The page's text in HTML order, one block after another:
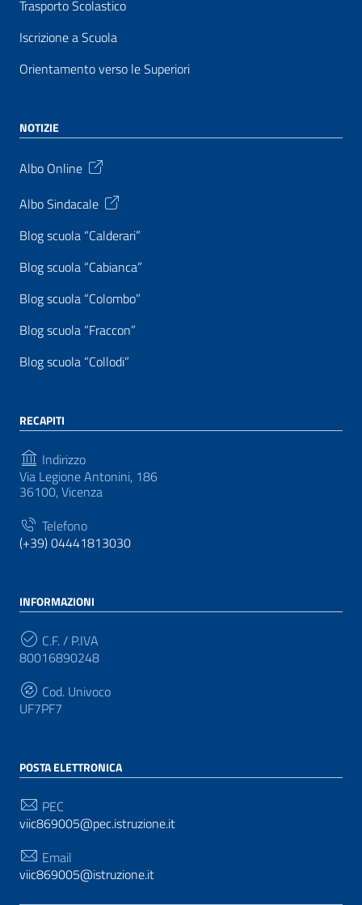
Trasporto Scolastico
Iscrizione a Scuola
Orientamento verso le Superiori
NOTIZIE
Albo Online
Albo Sindacale
Blog scuola “Calderari”
Blog scuola “Cabianca”
Blog scuola “Colombo”
Blog scuola “Fraccon”
Blog scuola “Collodi”
RECAPITI
Indirizzo
Via Legione Antonini, 186
36100, Vicenza
Telefono
(+39) 04441813030
INFORMAZIONI
C.F. / P.IVA
80016890248
Cod. Univoco
UF7PF7
POSTA ELETTRONICA
PEC
viic869005@pec.istruzione.it
Email
viic869005@istruzione.it